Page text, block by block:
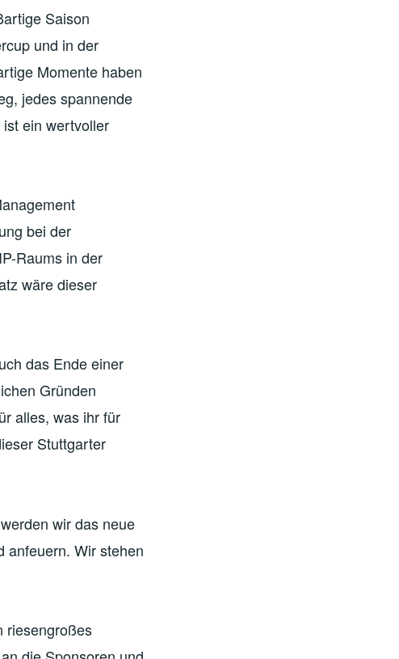
Saison
und in der
Momente haben
jedes spannende
ein wertvoller
bei der
Raums in der
wäre dieser
das Ende einer
Gründen
alles, was ihr für
Stuttgarter
wir das neue
anfeuern. Wir stehen
riesengroßes